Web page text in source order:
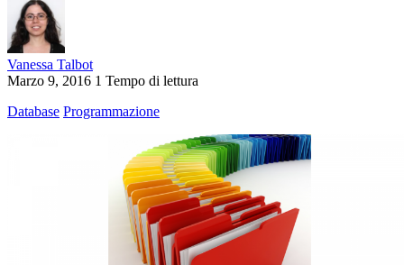
Vanessa Talbot
Marzo 9, 2016 1 Tempo di lettura
Database Programmazione